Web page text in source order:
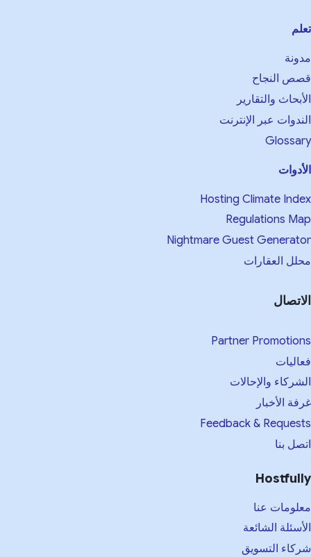
النجاح
والتقارير
عبر الإنترنت
Hosting Climate
Regulations
Nightmare Guest
العقارات
Partner
والإحالات
الأخبار
Feedback &
بنا
عنا
الشائعة
التسويق